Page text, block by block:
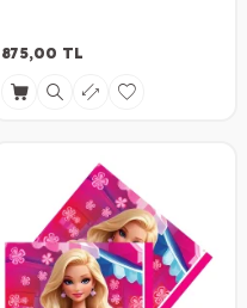
875,00 TL